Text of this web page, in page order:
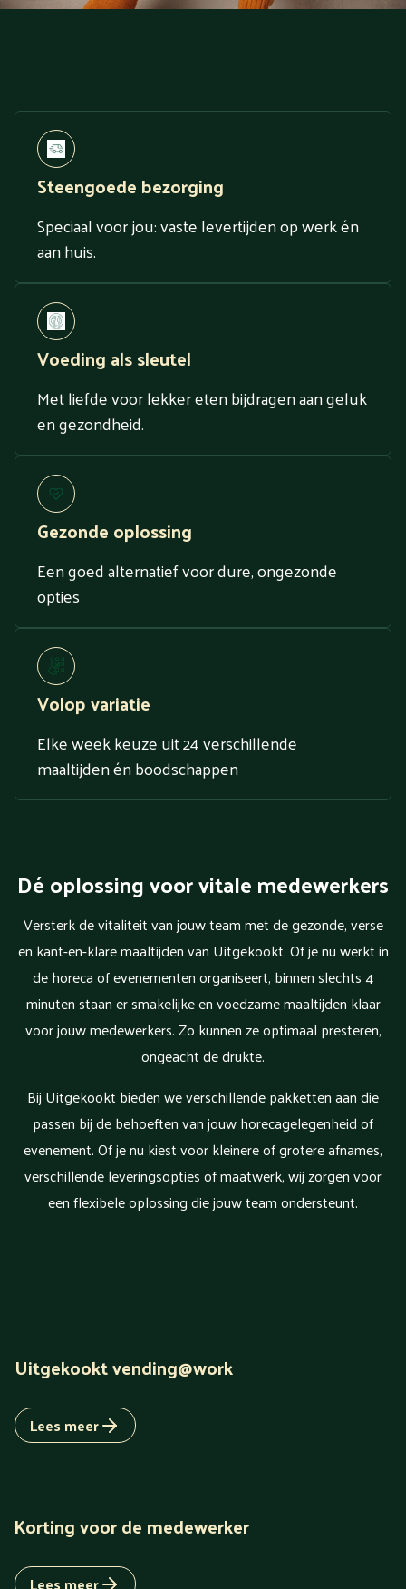
Steengoede bezorging
Speciaal voor jou: vaste levertijden op werk én
aan huis.
Voeding als sleutel
Met liefde voor lekker eten bijdragen aan geluk
en gezondheid.
Gezonde oplossing
Een goed alternatief voor dure, ongezonde
opties
Volop variatie
Elke week keuze uit 24 verschillende
maaltijden én boodschappen
Dé oplossing voor vitale medewerkers
Versterk de vitaliteit van jouw team met de gezonde, verse
en kant-en-klare maaltijden van Uitgekookt. Of je nu werkt in
de horeca of evenementen organiseert, binnen slechts 4
minuten staan er smakelijke en voedzame maaltijden klaar
voor jouw medewerkers. Zo kunnen ze optimaal presteren,
ongeacht de drukte.
Bij Uitgekookt bieden we verschillende pakketten aan die
passen bij de behoeften van jouw horecagelegenheid of
evenement. Of je nu kiest voor kleinere of grotere afnames,
verschillende leveringsopties of maatwerk, wij zorgen voor
een flexibele oplossing die jouw team ondersteunt.
Uitgekookt vending@work
Lees meer
Korting voor de medewerker